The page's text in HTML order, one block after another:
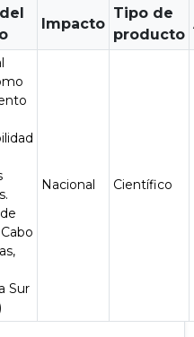
Impacto
Tipo de
producto
Sur
Nacional Científico